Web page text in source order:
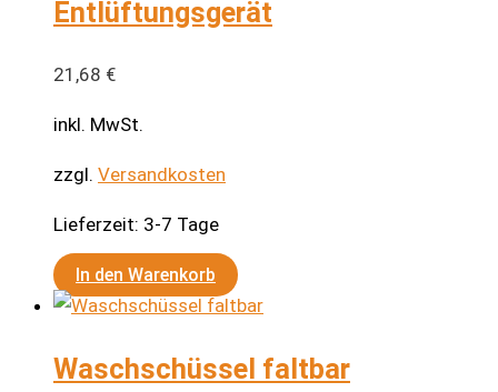
Entlüftungsgerät
21,68 €
inkl. MwSt.
zzgl. Versandkosten
Lieferzeit: 3-7 Tage
In den Warenkorb
Waschschüssel faltbar